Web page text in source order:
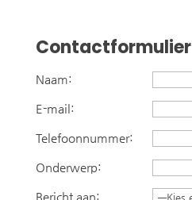
Contactformulier
Naam:
E-mail:
Telefoonnummer:
Onderwerp:
Bericht aan: